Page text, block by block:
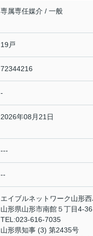
専属専任媒介 / 一般
19戸
72344216
-
2026年08月21日
---
--
エイブルネットワーク山形
山形県山形市南館５丁目4-36
TEL:023-616-7035
山形県知事 (3) 第2435号